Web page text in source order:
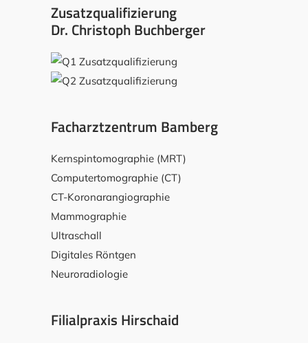
Zusatzqualifizierung
Dr. Christoph Buchberger
Facharztzentrum Bamberg
Kernspintomographie (MRT)
Computertomographie (CT)
CT-Koronarangiographie
Mammographie
Ultraschall
Digitales Röntgen
Neuroradiologie
Filialpraxis Hirschaid